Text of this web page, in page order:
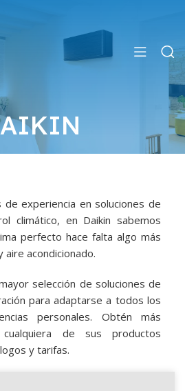
experiencia en soluciones de
climático, en Daikin sabemos
perfecto hace falta algo más
aire acondicionado.
selección de soluciones de
para adaptarse a todos los
personales. Obtén más
de sus productos
y tarifas.